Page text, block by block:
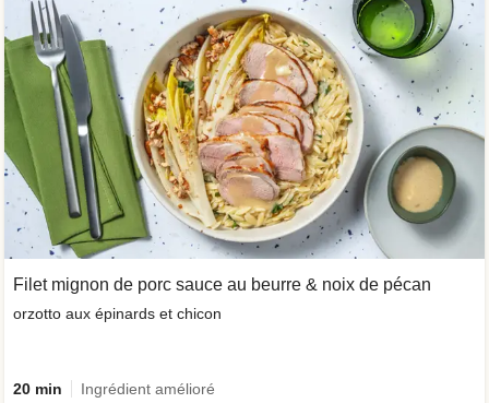
Filet mignon de porc sauce au beurre & noix de pécan
orzotto aux épinards et chicon
20 min Ingrédient amélioré